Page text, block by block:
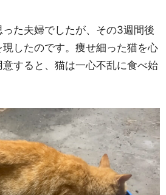
た夫婦でしたが、その3週間後
したのです。痩せ細った猫を心
すると、猫は一心不乱に食べ始